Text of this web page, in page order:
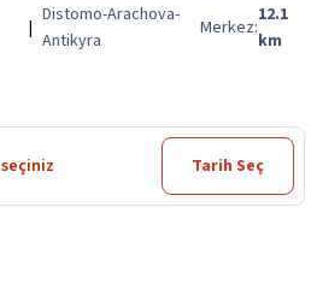
|
Distomo-Arachova-
Antikyra
Merkez:
12.1
km
Tarih Seç